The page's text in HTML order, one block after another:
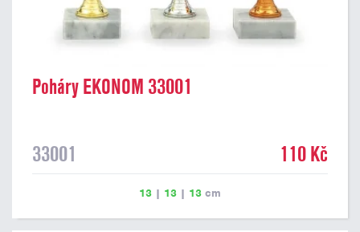
Poháry EKONOM 33001
33001 110 Kč
13 | 13 | 13 cm